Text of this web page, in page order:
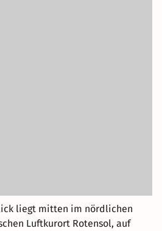
liegt mitten im nördlichen
Luftkurort Rotensol, auf